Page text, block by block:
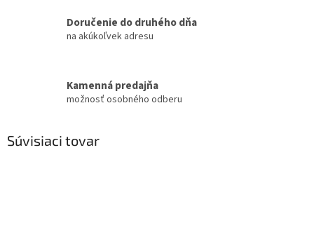
Doručenie do druhého dňa
na akúkoľvek adresu
Kamenná predajňa
možnosť osobného odberu
Súvisiaci tovar